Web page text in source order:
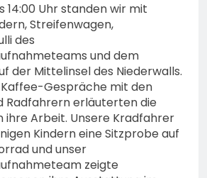
14:00 Uhr standen wir mit
Streifenwagen,
des
und dem
der Mittelinsel des Niederwalls.
Gespräche mit den
Radfahrern erläuterten die
ihre Arbeit. Unsere Kradfahrer
Kindern eine Sitzprobe auf
und unser
zeigte